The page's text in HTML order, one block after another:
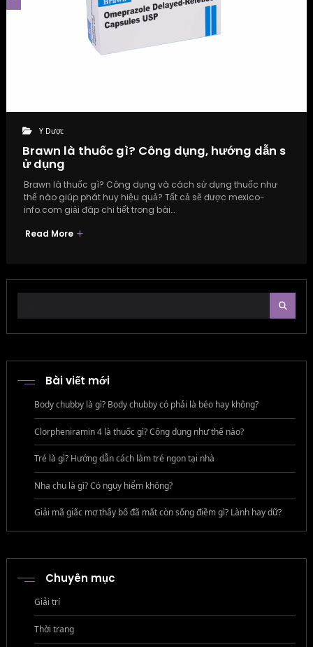
Y Dược
Brawn là thuốc gì? Công dụng, hướng dẫn s
ử dụng
Brawn là thuốc gì? Công dụng và cách sử dụng thuốc như
thế nào giúp phát huy hiệu quả? Tất cả sẽ được mexico-
info.com giải đáp chi tiết trong bài…
Read More
Bài viết mới
Body chubby là gì? Body chubby có phải là béo hay không?
Clorpheniramin 4 là thuốc gì? Công dụng như thế nào?
Tré là gì? Hướng dẫn cách làm tré ngon tại nhà
Nha chu là gì? Có nguy hiểm không?
Giải mã giấc mơ thấy bố đã mất còn sống điềm gì? Lành hay dữ?
Chuyên mục
Giải trí
Thời trang